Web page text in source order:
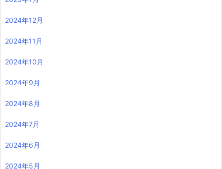
2024年12月
2024年11月
2024年10月
2024年9月
2024年8月
2024年7月
2024年6月
2024年5月